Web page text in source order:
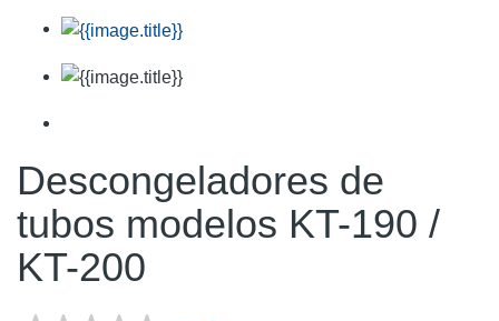
Descongeladores de
tubos modelos KT-190 /
KT-200